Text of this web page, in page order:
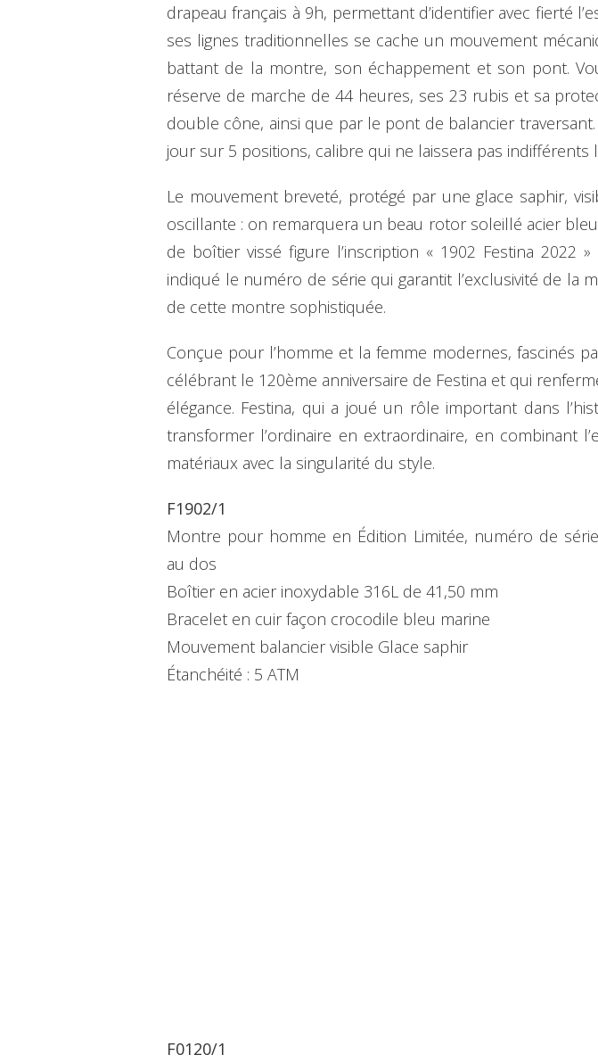
drapeau français à 9h, permettant d’identifier avec fierté
ses lignes traditionnelles se cache un mouvement
battant de la montre, son échappement et son pont.
réserve de marche de 44 heures, ses 23 rubis et sa
double cône, ainsi que par le pont de balancier
jour sur 5 positions, calibre qui ne laissera pas indifférents
Le mouvement breveté, protégé par une glace saphir,
oscillante : on remarquera un beau rotor soleillé acier
de boîtier vissé figure l’inscription « 1902 Festina
indiqué le numéro de série qui garantit l’exclusivité de la
de cette montre sophistiquée.
Conçue pour l’homme et la femme modernes, fascinés
célébrant le 120ème anniversaire de Festina et qui
élégance. Festina, qui a joué un rôle important dans
transformer l’ordinaire en extraordinaire, en combinant
matériaux avec la singularité du style.
F1902/1
Montre pour homme en Édition Limitée, numéro de
au dos
Boîtier en acier inoxydable 316L de 41,50 mm
Bracelet en cuir façon crocodile bleu marine
Mouvement balancier visible Glace saphir
Étanchéité : 5 ATM
F0120/1